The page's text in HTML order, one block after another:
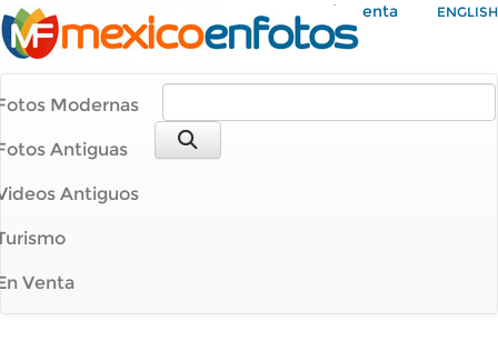
Mi Cuenta ENGLISH
Modernas
Antiguas
Antiguos
Venta